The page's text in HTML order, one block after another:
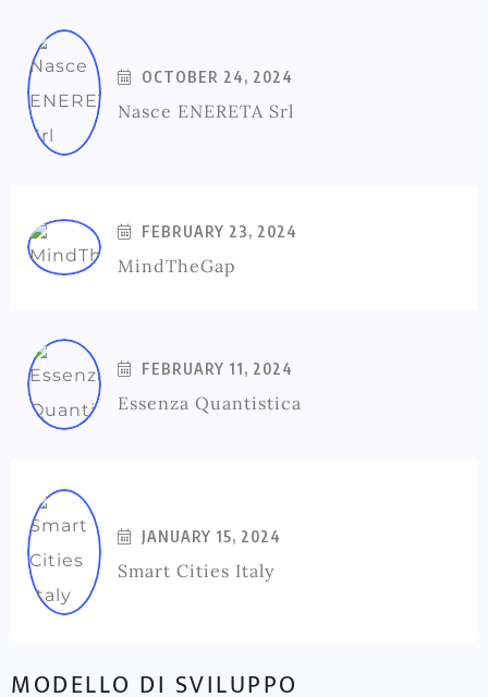
OCTOBER 24, 2024
Nasce ENERETA Srl
FEBRUARY 23, 2024
MindTheGap
FEBRUARY 11, 2024
Essenza Quantistica
JANUARY 15, 2024
Smart Cities Italy
MODELLO DI SVILUPPO